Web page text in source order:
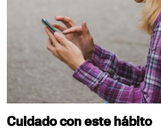
Cuidado con este hábito